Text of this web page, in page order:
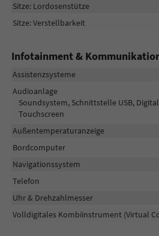
Sitze: Lordosenstütze
Sitze: Verstellbarkeit
Infotainment &
Assistenzsysteme
Audioanlage
Soundsystem, Schnittstelle USB,
Touchscreen
Außentemperaturanzeige
Bordcomputer
Navigationssystem
Telefon
Uhr & Drehzahlmesser
Volldigitales Kombiinstrument (Virtual